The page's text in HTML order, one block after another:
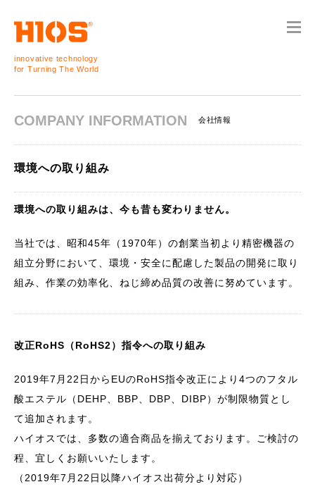
innovative technology
for Turning The World
COMPANY INFORMATION 会社情報
環境への取り組み
環境への取り組みは、今も昔も変わりません。
当社では、昭和45年（1970年）の創業当初より精密機器の
組立分野において、環境・安全に配慮した製品の開発に取り
組み、作業の効率化、ねじ締め品質の改善に努めています。
改正RoHS（RoHS2）指令への取り組み
2019年7月22日からEUのRoHS指令改正により4つのフタル
酸エステル（DEHP、BBP、DBP、DIBP）が制限物質とし
て追加されます。
ハイオスでは、多数の適合商品を揃えております。ご検討の
程、宜しくお願いいたします。
（2019年7月22日以降ハイオス出荷分より対応）